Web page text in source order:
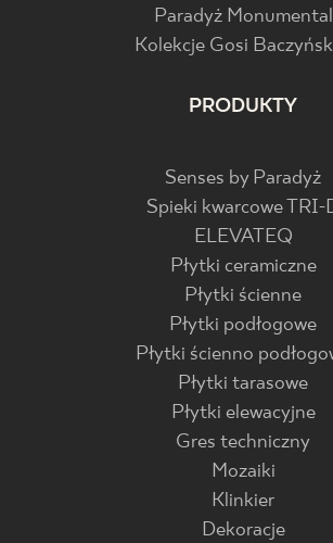
Paradyż Monumental
Kolekcje Gosi
PRODUKTY
Senses by Paradyż
Spieki kwarcowe TRI-
ELEVATEQ
Płytki ceramiczne
Płytki ścienne
Płytki podłogowe
Płytki ścienno
Płytki tarasowe
Płytki elewacyjne
Gres techniczny
Mozaiki
Klinkier
Dekoracje